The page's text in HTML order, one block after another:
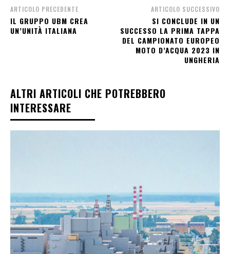
ARTICOLO PRECEDENTE
IL GRUPPO UBM CREA
UN’UNITÀ ITALIANA
ARTICOLO SUCCESSIVO
SI CONCLUDE IN UN
SUCCESSO LA PRIMA TAPPA
DEL CAMPIONATO EUROPEO
MOTO D’ACQUA 2023 IN
UNGHERIA
ALTRI ARTICOLI CHE POTREBBERO
INTERESSARE